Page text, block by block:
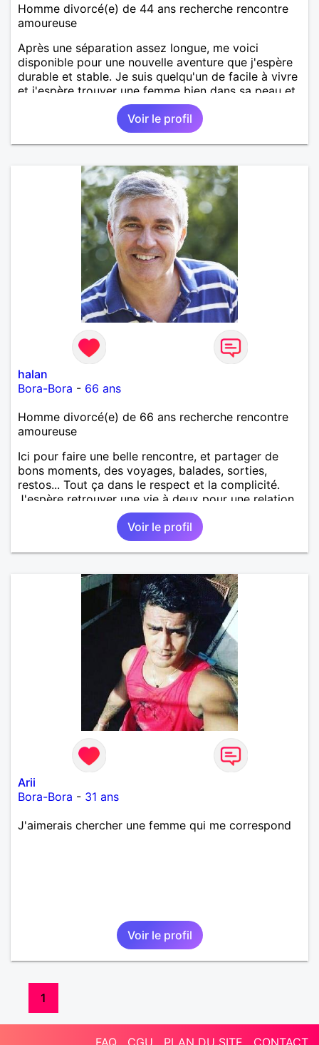
Homme divorcé(e) de 44 ans recherche rencontre
amoureuse
Après une séparation assez longue, me voici
disponible pour une nouvelle aventure que j'espère
durable et stable. Je suis quelqu'un de facile à vivre
et j'espère trouver une femme bien dans sa peau et
pas trop possessive pour une bonne harmonie avec
des projets communs.Voir le profil
halan
Bora-Bora - 66 ans
Homme divorcé(e) de 66 ans recherche rencontre
amoureuse
Ici pour faire une belle rencontre, et partager de
bons moments, des voyages, balades, sorties,
restos... Tout ça dans le respect et la complicité.
J'espère retrouver une vie à deux pour une relation
Voir le profil
Arii
Bora-Bora - 31 ans
J'aimerais chercher une femme qui me correspond
Voir le profil
1
FAQ CGU PLAN DU SITE CONTACT